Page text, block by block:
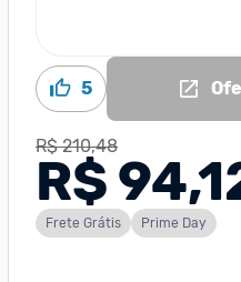
5
R$ 210,48
R$
Frete Grátis Prime Day